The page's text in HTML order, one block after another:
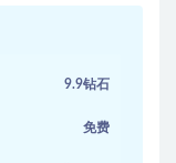
9.9钻石
免费